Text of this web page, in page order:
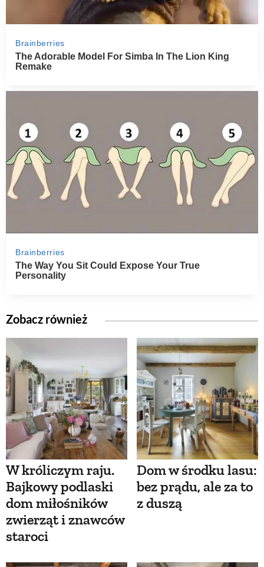
Zobacz również
W króliczym raju.
Bajkowy podlaski
dom miłośników
zwierząt i znawców
staroci
Dom w środku lasu:
bez prądu, ale za to
z duszą